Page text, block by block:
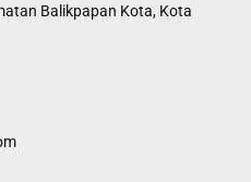
Balikpapan Kota, Kota